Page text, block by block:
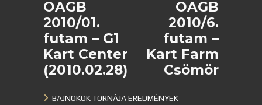
OAGB
2010/01.
futam – G1
Kart Center
(2010.02.28)
OAGB
2010/6.
futam –
Kart Farm
Csömör
BAJNOKOK TORNÁJA EREDMÉNYEK